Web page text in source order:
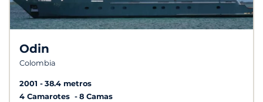
Odin
Colombia
2001
38.4 metros
4 Camarotes
8 Camas